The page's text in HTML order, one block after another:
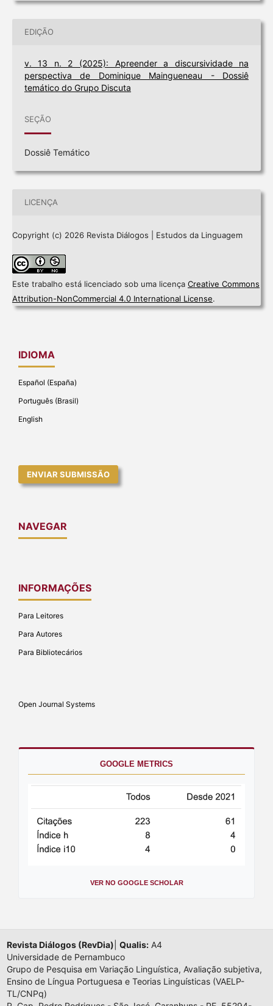
EDIÇÃO
v. 13 n. 2 (2025): Apreender a discursividade na
perspectiva de Dominique Maingueneau - Dossiê
temático do Grupo Discuta
SEÇÃO
Dossiê Temático
LICENÇA
Copyright (c) 2026 Revista Diálogos | Estudos da Linguagem
Este trabalho está licenciado sob uma licença Creative Commons
Attribution-NonCommercial 4.0 International License.
IDIOMA
Español (España)
Português (Brasil)
English
ENVIAR SUBMISSÃO
NAVEGAR
INFORMAÇÕES
Para Leitores
Para Autores
Para Bibliotecários
Open Journal Systems
GOOGLE METRICS
VER NO GOOGLE SCHOLAR
Revista Diálogos (RevDia) Qualis:A4
Universidade de Pernambuco
Grupo de Pesquisa em Variação Linguística, Avaliação subjetiva,
Ensino de Língua Portuguesa e Teorias Linguísticas (VAELP-
TL/CNPq)